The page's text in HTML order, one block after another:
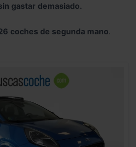
gastar demasiado.
coches de segunda mano.